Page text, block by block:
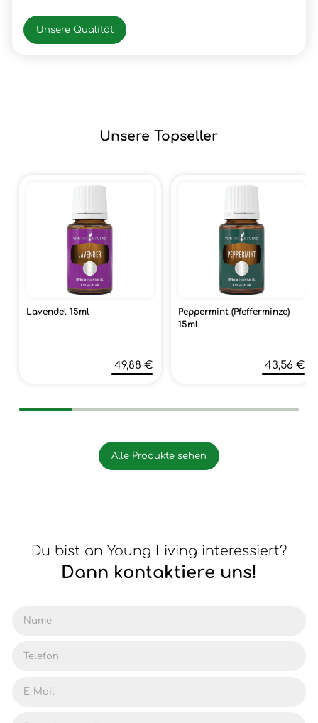
Unsere Qualität
Unsere Topseller
Lavendel 15ml
49,88 €
Peppermint (Pfefferminze)
15ml
43,56 €
Alle Produkte sehen
Du bist an Young Living interessiert?
Dann kontaktiere uns!